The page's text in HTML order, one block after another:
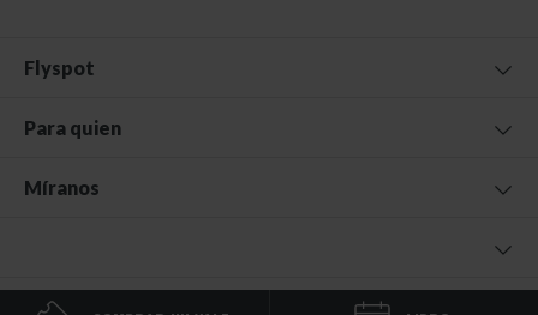
Flyspot
Para quien
Míranos